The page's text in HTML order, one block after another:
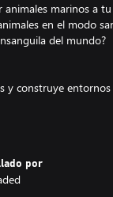
marinos a
en el modo
del mundo?
construye entornos
se acerquen
y Más!
completamente
por